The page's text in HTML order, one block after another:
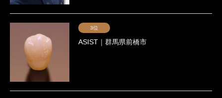
3位
ASIST｜群馬県前橋市